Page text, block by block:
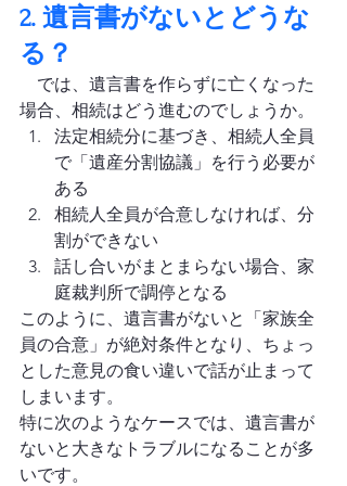
2. 遺言書がないとどうな
る？
では、遺言書を作らずに亡くなった
場合、相続はどう進むのでしょうか。
法定相続分に基づき、相続人全員
で「遺産分割協議」を行う必要が
ある
相続人全員が合意しなければ、分
割ができない
話し合いがまとまらない場合、家
庭裁判所で調停となる
このように、遺言書がないと「家族全
員の合意」が絶対条件となり、ちょっ
とした意見の食い違いで話が止まって
しまいます。
特に次のようなケースでは、遺言書が
ないと大きなトラブルになることが多
いです。